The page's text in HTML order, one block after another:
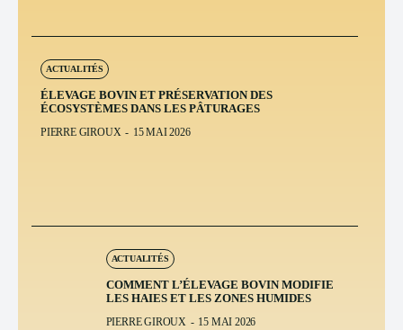
ACTUALITÉS
ÉLEVAGE BOVIN ET PRÉSERVATION DES
ÉCOSYSTÈMES DANS LES PÂTURAGES
PIERRE GIROUX - 15 MAI 2026
ACTUALITÉS
COMMENT L’ÉLEVAGE BOVIN MODIFIE
LES HAIES ET LES ZONES HUMIDES
PIERRE GIROUX - 15 MAI 2026